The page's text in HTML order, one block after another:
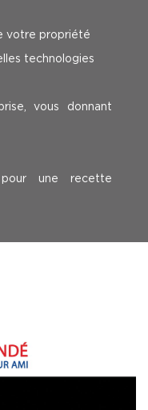
votre propriété
technologies
vous donnant
une recette